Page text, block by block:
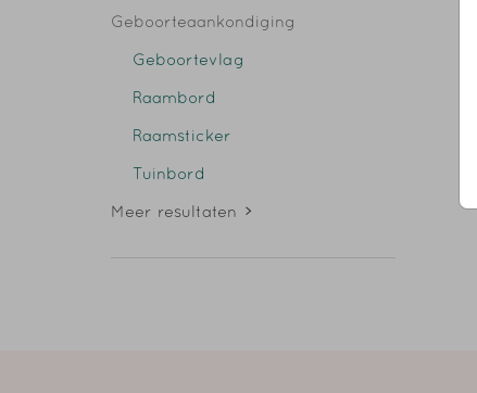
Geboorteaankondiging
Geboortevlag
Raambord
Raamsticker
Tuinbord
Meer resultaten